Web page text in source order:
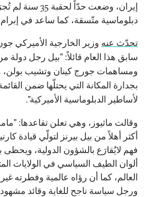
إيران، وضعت حدّاً
دبلوماسية متّسقة، كما ساعد في
تحدّث عنه وزير الخارجية الأميركي
سابق هذا العام قائلاً: "بيل رجل دولة
ومساهمات جورج كينان وتشيب
بجدارة المكانة التي يحتلّها ضمن
لأساطير الدبلوماسية الأميركية".
وقالت ماثيوز، وهي تعلن تقاعدها:
أكثر أهلاً من بيل بيرنز لتولّي قيادة
فهم لايُقارَع بالشؤون الدولية،
ألوان الطيف السياسي في الولايات
العالم، كما أن رؤاه عالمية وفطرته
ورجل سياسة ناجح للغاية وقائد مشهود